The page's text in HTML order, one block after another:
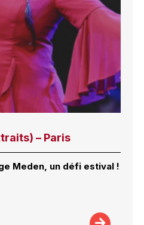
– Paris
Meden, un défi estival !